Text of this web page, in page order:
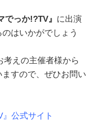
でっか!?TV』 に出演
はいかがでしょう
考えの主催者様から
すので、ぜひお問い
公式サイト